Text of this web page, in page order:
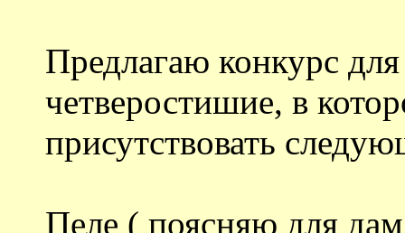
Предлагаю конкурс
четверостишие, в
присутствовать
Пеле ( поясняю для